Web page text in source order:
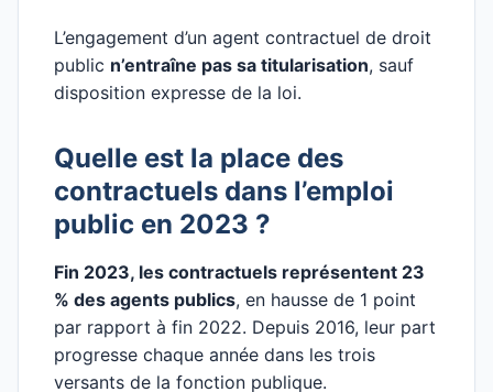
L’engagement d’un agent contractuel de droit
public n’entraîne pas sa titularisation, sauf
disposition expresse de la loi.
Quelle est la place des
contractuels dans l’emploi
public en 2023 ?
Fin 2023, les contractuels représentent 23
% des agents publics, en hausse de 1 point
par rapport à fin 2022. Depuis 2016, leur part
progresse chaque année dans les trois
versants de la fonction publique.